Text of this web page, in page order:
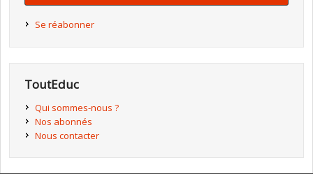
Se réabonner
ToutEduc
Qui sommes-nous ?
Nos abonnés
Nous contacter